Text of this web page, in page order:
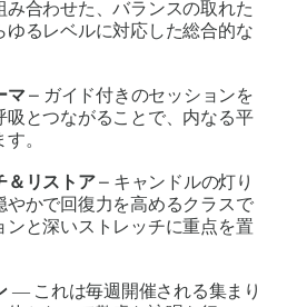
み合わせた、バランスの取れた
ゆるレベルに対応した総合的な
マ – ガイド付きのセッションを
吸とつながることで、内なる平
。
＆リストア– キャンドルの灯り
やかで回復力を高めるクラスで
ンと深いストレッチに重点を置
― これは毎週開催される集まり